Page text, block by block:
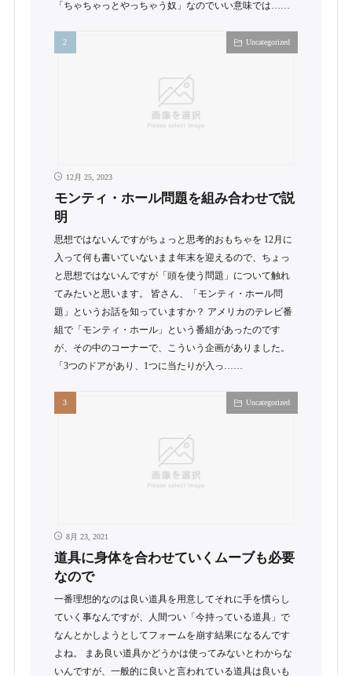
「ちゃちゃっとやっちゃう奴」なのでいい意味では……
Uncategorized
12月 25, 2023
モンティ・ホール問題を組み合わせで説
明
思想ではないんですがちょっと思考的おもちゃを 12月に
入って何も書いていないまま年末を迎えるので、ちょっ
と思想ではないんですが「頭を使う問題」について触れ
てみたいと思います。 皆さん、「モンティ・ホール問
題」というお話を知っていますか？ アメリカのテレビ番
組で「モンティ・ホール」という番組があったのです
が、その中のコーナーで、こういう企画がありました。
「3つのドアがあり、1つに当たりが入っ……
Uncategorized
8月 23, 2021
道具に身体を合わせていくムーブも必要
なので
一番理想的なのは良い道具を用意してそれに手を慣らし
ていく事なんですが、人間つい「今持っている道具」で
なんとかしようとしてフォームを崩す結果になるんです
よね。 まあ良い道具かどうかは使ってみないとわからな
いんですが、一般的に良いと言われている道具は良いも